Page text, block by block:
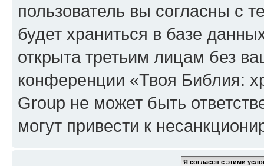
пользователь вы согласны с
будет храниться в базе
открыта третьим лицам без
конференции «Твоя Библия:
Group не может быть
могут привести к